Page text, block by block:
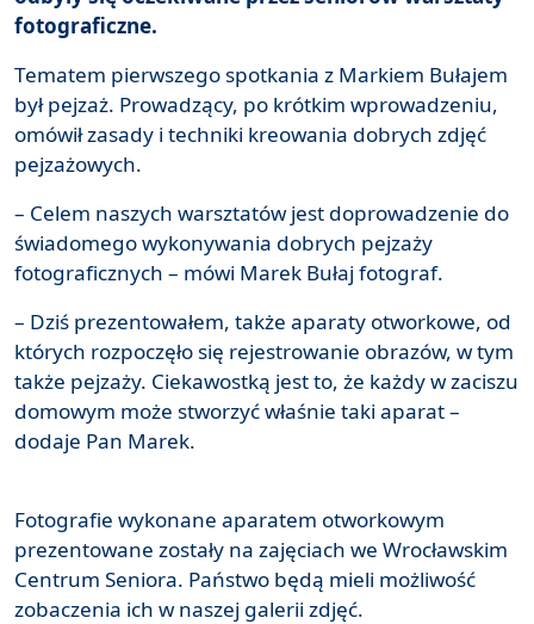
fotograficzne.
Tematem pierwszego spotkania z Markiem Bułajem
był pejzaż. Prowadzący, po krótkim wprowadzeniu,
omówił zasady i techniki kreowania dobrych zdjęć
pejzażowych.
– Celem naszych warsztatów jest doprowadzenie do
świadomego wykonywania dobrych pejzaży
fotograficznych – mówi Marek Bułaj fotograf.
– Dziś prezentowałem, także aparaty otworkowe, od
których rozpoczęło się rejestrowanie obrazów, w tym
także pejzaży. Ciekawostką jest to, że każdy w zaciszu
domowym może stworzyć właśnie taki aparat –
dodaje Pan Marek.
Fotografie wykonane aparatem otworkowym
prezentowane zostały na zajęciach we Wrocławskim
Centrum Seniora. Państwo będą mieli możliwość
zobaczenia ich w naszej galerii zdjęć.